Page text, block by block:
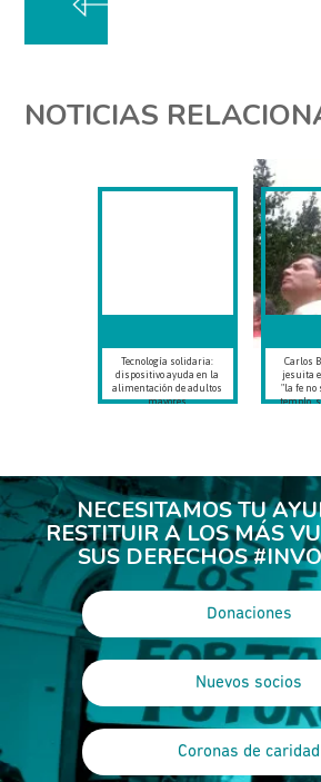
NOTICIAS
Tecnología solidaria:
dispositivo ayuda en la
alimentación de adultos
mayores
Carlos
jesuita
"la fe no
templo,
NECESITAMOS TU
RESTITUIR A LOS MÁS
SUS DERECHOS
Donaciones
Nuevos socios
Coronas de caridad